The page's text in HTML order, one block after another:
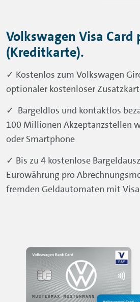
Volkswagen Visa Card
(Kreditkarte).
✓ Kostenlos zum Volkswagen
optionaler kostenloser
✓ Bargeldlos und kontaktlos
100 Millionen Akzeptanzstellen
oder Smartphone
✓ Bis zu 4 kostenlose
Eurowährung pro
fremden Geldautomaten mit